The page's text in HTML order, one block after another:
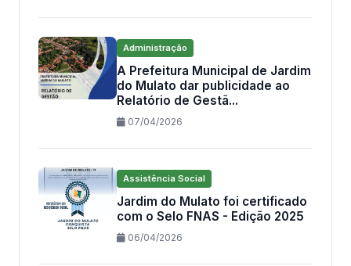
Administração
A Prefeitura Municipal de Jardim
do Mulato dar publicidade ao
Relatório de Gestã...
07/04/2026
Assistência Social
Jardim do Mulato foi certificado
com o Selo FNAS - Edição 2025
06/04/2026